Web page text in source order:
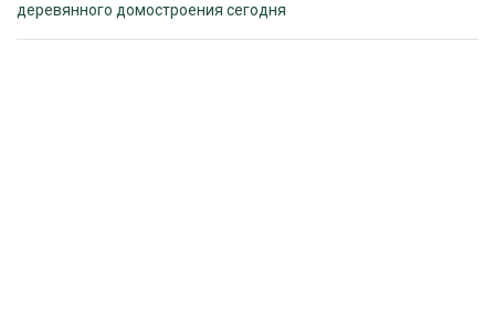
деревянного домостроения сегодня